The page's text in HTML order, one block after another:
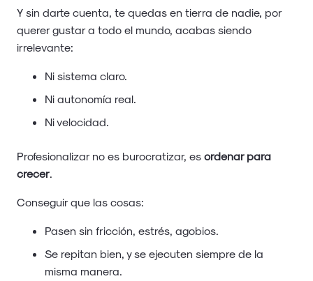
Y sin darte cuenta, te quedas en tierra de nadie, por
querer gustar a todo el mundo, acabas siendo
irrelevante:
Ni sistema claro.
Ni autonomía real.
Ni velocidad.
Profesionalizar no es burocratizar, es ordenar para
crecer
Conseguir que las cosas:
Pasen sin fricción, estrés, agobios.
Se repitan bien, y se ejecuten siempre de la
misma manera.